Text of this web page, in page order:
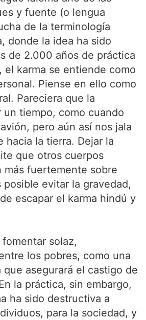
y fuente (o lengua
de la terminología
donde la idea ha sido
de 2.000 años de práctica
el karma se entiende como
Piense en ello como
Pareciera que la
un tiempo, como cuando
pero aún así nos jala
hacia la tierra. Dejar la
que otros cuerpos
más fuertemente sobre
posible evitar la gravedad,
escapar el karma hindú y
solaz,
los pobres, como una
que asegurará el castigo de
la práctica, sin embargo,
ha sido destructiva a
para la sociedad, y